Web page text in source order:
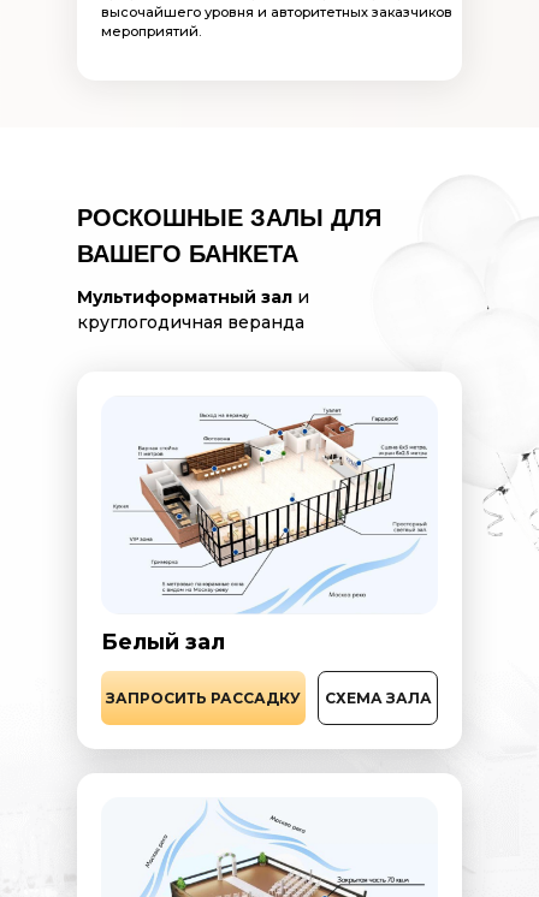
высочайшего уровня и авторитетных заказчиков
мероприятий.
РОСКОШНЫЕ ЗАЛЫ ДЛЯ
ВАШЕГО БАНКЕТА
Мультиформатный зал и
круглогодичная веранда
Белый зал
ЗАПРОСИТЬ РАССАДКУ СХЕМА ЗАЛА